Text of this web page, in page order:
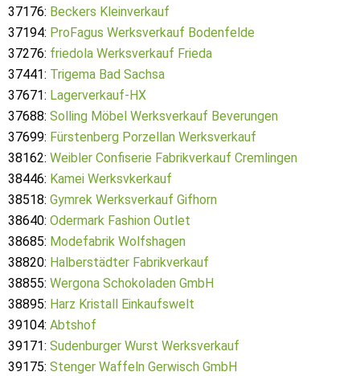
37176: Beckers Kleinverkauf
37194: ProFagus Werksverkauf Bodenfelde
37276: friedola Werksverkauf Frieda
37441: Trigema Bad Sachsa
37671: Lagerverkauf-HX
37688: Solling Möbel Werksverkauf Beverungen
37699: Fürstenberg Porzellan Werksverkauf
38162: Weibler Confiserie Fabrikverkauf Cremlingen
38446: Kamei Werksvkerkauf
38518: Gymrek Werksverkauf Gifhorn
38640: Odermark Fashion Outlet
38685: Modefabrik Wolfshagen
38820: Halberstädter Fabrikverkauf
38855: Wergona Schokoladen GmbH
38895: Harz Kristall Einkaufswelt
39104: Abtshof
39171: Sudenburger Wurst Werksverkauf
39175: Stenger Waffeln Gerwisch GmbH